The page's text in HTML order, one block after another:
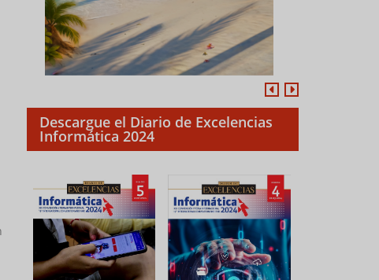
Descargue el Diario de Excelencias
Informática 2024